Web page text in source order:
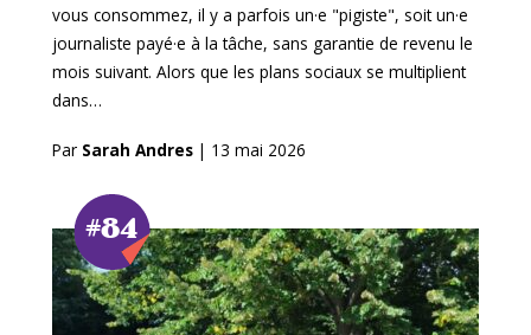
vous consommez, il y a parfois un·e "pigiste", soit un·e
journaliste payé·e à la tâche, sans garantie de revenu le
mois suivant. Alors que les plans sociaux se multiplient
dans…
Par Sarah Andres | 13 mai 2026
#84